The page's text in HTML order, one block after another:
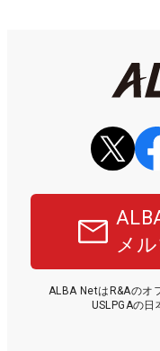
メ
ALBA NetはR&Aのオ
USLPGAの日